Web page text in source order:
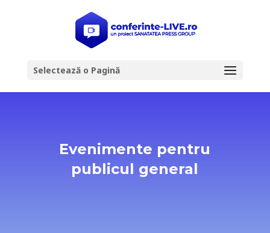
Selectează o Pagină
Evenimente pentru
publicul general